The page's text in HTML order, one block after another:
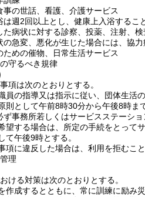
事の世話、看護、介護サービス
は週2回以上とし、健康上入浴するこ
た病状に対する診察、投薬、注射、
の急変、悪化が生じた場合には、協
ための催物、日常生活サービス
守るべき規律
項は次のとおりとする。
員の指導又は指示に従い、団体生活
則として午前8時30分から午後8時ま
事務所若しくはサービスステーショ
望する場合は、所定の手続をとって
て午後9時とする。
項に違反した場合は、利用を拒むこと
理
ける対策は次のとおりとする。
作成するとともに、常に訓練に励み